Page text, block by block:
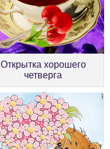
Открытка хорошего
четверга